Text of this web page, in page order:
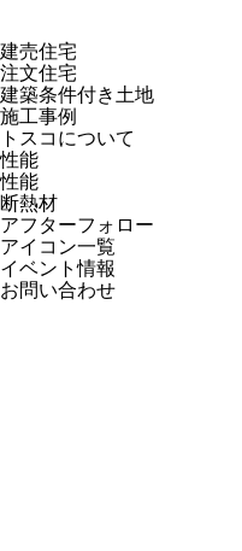
建売住宅
注文住宅
建築条件付き土地
施工事例
トスコについて
性能
性能
断熱材
アフターフォロー
アイコン一覧
イベント情報
お問い合わせ